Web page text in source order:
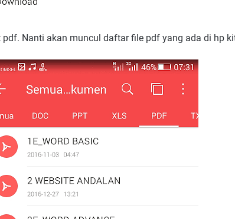
Nanti akan muncul daftar file pdf yang ada di hp